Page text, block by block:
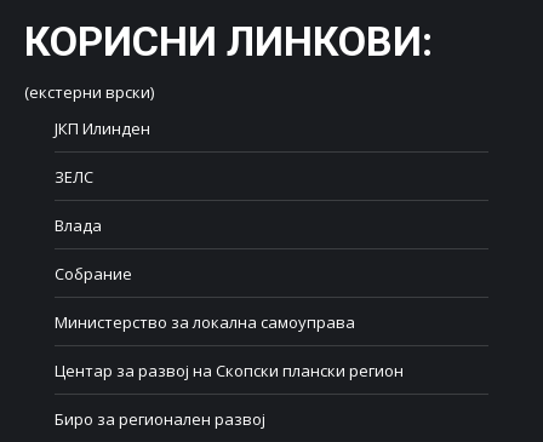
КОРИСНИ ЛИНКОВИ:
(екстерни врски)
ЈКП Илинден
ЗЕЛС
Влада
Собрание
Министерство за локална самоуправа
Центар за развој на Скопски плански регион
Биро за регионален развој